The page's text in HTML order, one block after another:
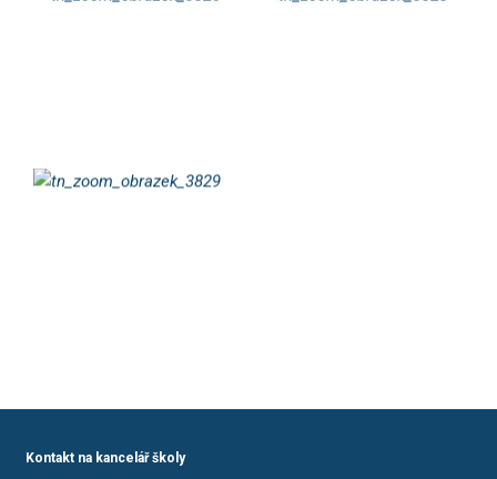
Kontakt na kancelář školy